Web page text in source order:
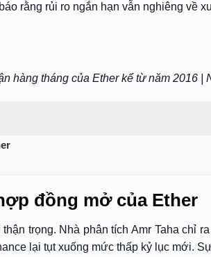
rằng rủi ro ngắn hạn vẫn nghiêng về
hàng tháng của Ether kể từ năm 2016 |
đồng mở của Ether
trọng. Nhà phân tích Amr Taha chỉ
lại tụt xuống mức thấp kỷ lục mới.